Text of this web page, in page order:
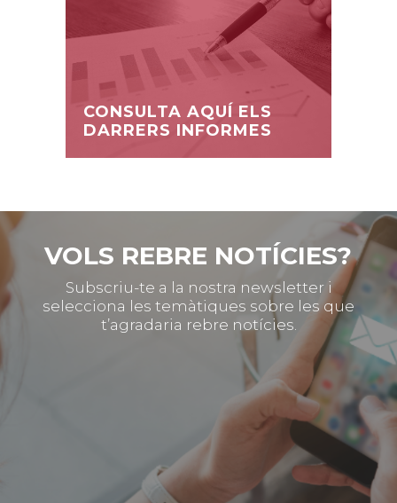
CONSULTA AQUÍ ELS
DARRERS INFORMES
VOLS REBRE NOTÍCIES?
Subscriu-te a la nostra newsletter i
selecciona les temàtiques sobre les que
t’agradaria rebre notícies.